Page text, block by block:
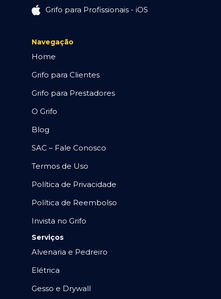
Grifo para Profissionais - iOS
Navegação
Home
Grifo para Clientes
Grifo para Prestadores
O Grifo
Blog
SAC – Fale Conosco
Termos de Uso
Política de Privacidade
Política de Reembolso
Invista no Grifo
Serviços
Alvenaria e Pedreiro
Elétrica
Gesso e Drywall